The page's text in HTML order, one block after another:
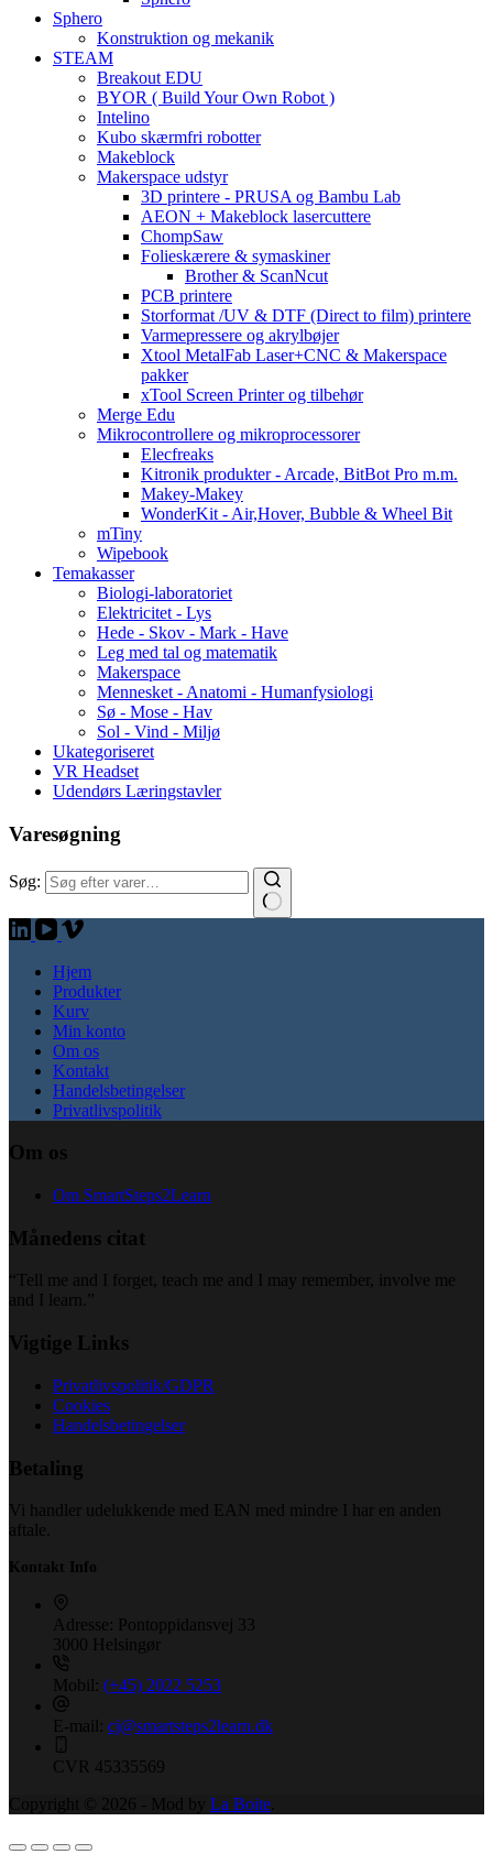
Sphero
Konstruktion og mekanik
STEAM
Breakout EDU
BYOR ( Build Your Own Robot )
Intelino
Kubo skærmfri robotter
Makeblock
Makerspace udstyr
3D printere - PRUSA og Bambu Lab
AEON + Makeblock lasercuttere
ChompSaw
Folieskærere & symaskiner
Brother & ScanNcut
PCB printere
Storformat /UV & DTF (Direct to film) printere
Varmepressere og akrylbøjer
Xtool MetalFab Laser+CNC & Makerspace
pakker
xTool Screen Printer og tilbehør
Merge Edu
Mikrocontrollere og mikroprocessorer
Elecfreaks
Kitronik produkter - Arcade, BitBot Pro m.m.
Makey-Makey
WonderKit - Air,Hover, Bubble & Wheel Bit
mTiny
Wipebook
Temakasser
Biologi-laboratoriet
Elektricitet - Lys
Hede - Skov - Mark - Have
Leg med tal og matematik
Makerspace
Mennesket - Anatomi - Humanfysiologi
Sø - Mose - Hav
Sol - Vind - Miljø
Ukategoriseret
VR Headset
Udendørs Læringstavler
Varesøgning
Søg:
Hjem
Produkter
Kurv
Min konto
Om os
Kontakt
Handelsbetingelser
Privatlivspolitik
Om os
Om SmartSteps2Learn
Månedens citat
“Tell me and I forget, teach me and I may remember, involve me
and I learn.”
Vigtige Links
Privatlivspolitik/GDPR
Cookies
Handelsbetingelser
Betaling
Vi handler udelukkende med EAN med mindre I har en anden
aftale.
Kontakt Info
Adresse: Pontoppidansvej 33
3000 Helsingør
Mobil: (+45) 2022 5253
E-mail: cj@smartsteps2learn.dk
CVR 45335569
Copyright © 2026 - Mod by La Boite